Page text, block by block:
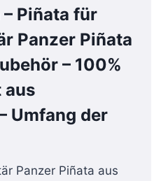
Piñata für
Panzer Piñata
– 100%
aus
Umfang der
Panzer Piñata aus